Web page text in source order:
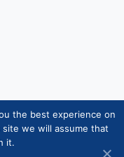
ry 2026 |
| Henkilötietojen
the best experience on
we will assume that
it.